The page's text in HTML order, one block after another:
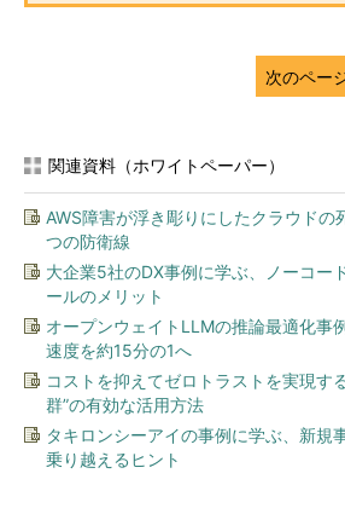
次のペー
関連資料（ホワイトペーパー）
AWS障害が浮き彫りにしたクラウドの
つの防衛線
大企業5社のDX事例に学ぶ、ノーコー
ールのメリット
オープンウェイトLLMの推論最適化事
速度を約15分の1へ
コストを抑えてゼロトラストを実現す
群”の有効な活用方法
タキロンシーアイの事例に学ぶ、新規
乗り越えるヒント